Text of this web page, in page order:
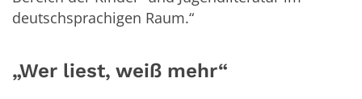
deutschsprachigen Raum.“
„Wer liest, weiß mehr“